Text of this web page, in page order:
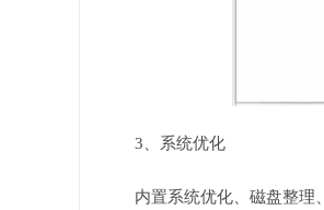
3、系统优化
内置系统优化、磁盘整理